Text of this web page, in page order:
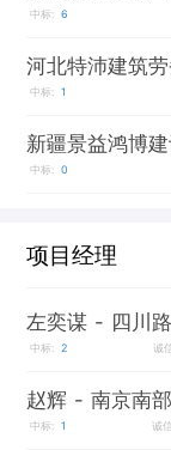
中标: 6
河北特沛建筑
中标: 1
新疆景益鸿博
中标: 0
项目经理
左奕谋 - 四川
中标: 2 诚
赵辉 - 南京南
中标: 1 诚